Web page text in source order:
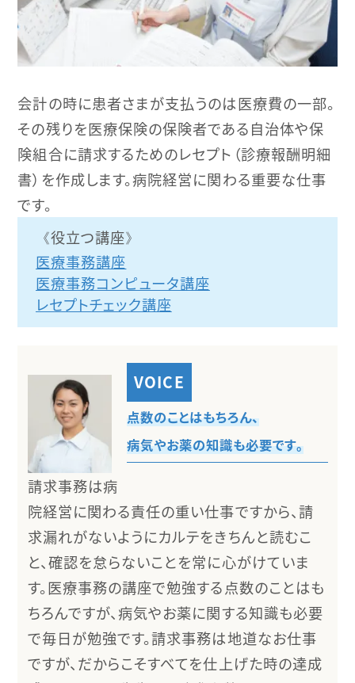
会計の時に患者さまが支払うのは医療費の一部。
その残りを医療保険の保険者である自治体や保
険組合に請求するためのレセプト（診療報酬明細
書）を作成します。病院経営に関わる重要な仕事
です。
役立つ講座
医療事務講座
医療事務コンピュータ講座
レセプトチェック講座
点数のことはもちろん、
病気やお薬の知識も必要です。
請求事務は病
院経営に関わる責任の重い仕事ですから、請
求漏れがないようにカルテをきちんと読むこ
と、確認を怠らないことを常に心がけていま
す。医療事務の講座で勉強する点数のことはも
ちろんですが、病気やお薬に関する知識も必要
で毎日が勉強です。請求事務は地道なお仕事
ですが、だからこそすべてを仕上げた時の達成